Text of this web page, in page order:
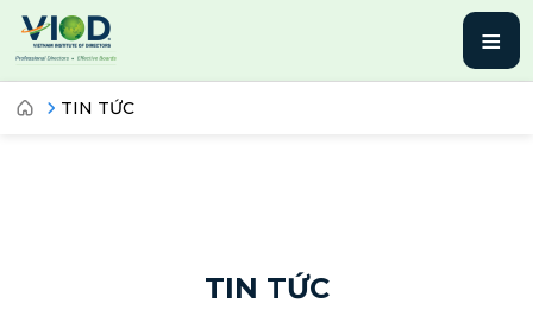
≡
TIN TỨC
TIN TỨC